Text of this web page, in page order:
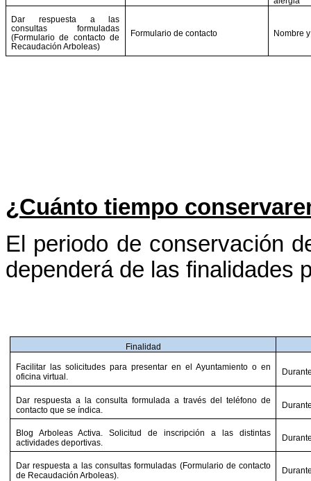
Dar respuesta a las
consultas formuladas
(Formulario de contacto de
Recaudación Arboleas)
Formulario de contacto Nombre
¿Cuánto tiempo
El periodo de conservación
dependerá de las finalidades
Finalidad
Facilitar las solicitudes para presentar en el Ayuntamiento o en
oficina virtual.
Dar respuesta a la consulta formulada a través del teléfono de
contacto que se índica.
Blog Arboleas Activa. Solicitud de inscripción a las distintas
actividades deportivas.
Dar respuesta a las consultas formuladas (Formulario de contacto
de Recaudación Arboleas).